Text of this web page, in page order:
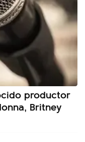
productor
Britney